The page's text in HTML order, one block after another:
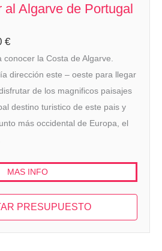
al Algarve de Portugal
€
conocer la Costa de Algarve.
dirección este – oeste para llegar
de los magnificos paisajes
destino turistico de este pais y
más occidental de Europa, el
MAS INFO
PRESUPUESTO